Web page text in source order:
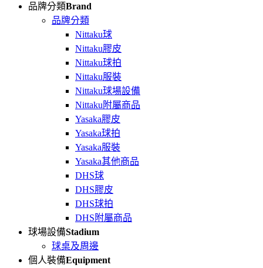
品牌分類Brand
品牌分類
Nittaku球
Nittaku膠皮
Nittaku球拍
Nittaku服裝
Nittaku球場設備
Nittaku附屬商品
Yasaka膠皮
Yasaka球拍
Yasaka服裝
Yasaka其他商品
DHS球
DHS膠皮
DHS球拍
DHS附屬商品
球場設備Stadium
球桌及周邊
個人裝備Equipment